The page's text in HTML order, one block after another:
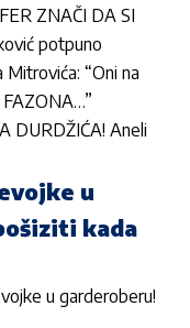
ZNAČI DA SI
potpuno
“Oni na
DURDŽIĆA! Aneli
u
kada
u garderoberu!